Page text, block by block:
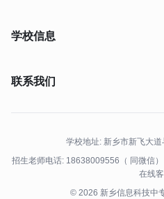
学校信息
联系我们
邮箱: 1004298036@qq.com
电话: 18638009556
地址: 新乡市新飞大道与海河路交叉
学校地址: 新乡市新飞大
招生老师电话: 18638009556（ 同微信
在线
© 2026 新乡信息科技中